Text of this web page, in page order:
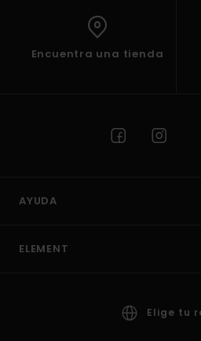
Encuentra una tienda
AYUDA
ELEMENT
Elige tu